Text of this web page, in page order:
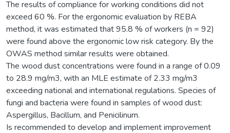
The results of compliance for working conditions did not
exceed 60 %. For the ergonomic evaluation by REBA
method, it was estimated that 95.8 % of workers (n = 92)
were found above the ergonomic low risk category. By the
OWAS method similar results were obtained.
The wood dust concentrations were found in a range of 0.09
to 28.9 mg/m3, with an MLE estimate of 2.33 mg/m3
exceeding national and international regulations. Species of
fungi and bacteria were found in samples of wood dust:
Aspergillus, Bacillum, and Penicilinum.
Is recommended to develop and implement improvement